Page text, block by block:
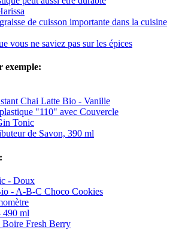
de cuisson importante dans la cuisine
vous ne saviez pas sur les épices
exemple:
Chai Latte Bio - Vanille
"110" avec Couvercle
Tonic
de Savon, 390 ml
- Doux
- A-B-C Choco Cookies
490 ml
Boire Fresh Berry